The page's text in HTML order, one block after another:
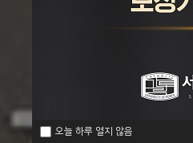
오늘 하루 열지 않음